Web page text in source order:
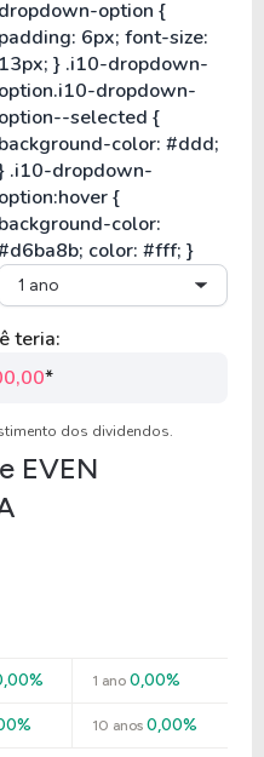
1 ano
teria:
*
dos dividendos.
EVEN
1 ano0,00%
10 anos0,00%